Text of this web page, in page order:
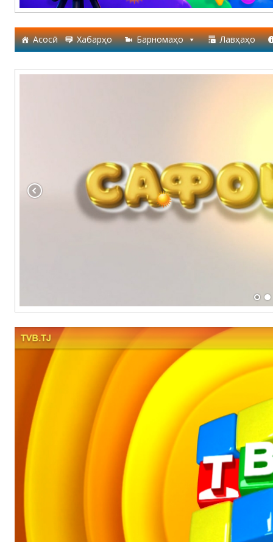
Асосӣ Хабарҳо Барномаҳо Лавҳаҳо